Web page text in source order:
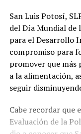
San Luis Potosí,
del Día Mundial de
para el Desarrollo
compromiso para
promover que más
a la alimentación,
seguir
Cabe recordar que
Evaluación de la